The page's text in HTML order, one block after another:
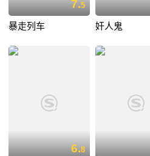
7.5
暴走列车 奸人鬼
6.8